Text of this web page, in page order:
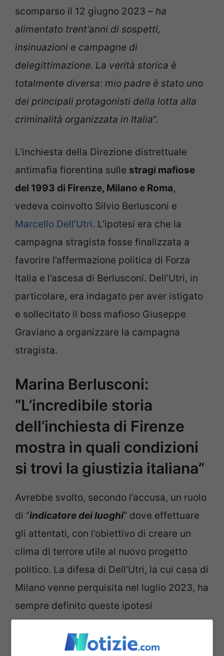
scomparso il 12 giugno 2023 – ha
alimentato trent’anni di sospetti,
insinuazioni e campagne di
delegittimazione. La verità storica è
totalmente diversa: mio padre è stato uno
dei principali protagonisti della lotta alla
criminalità organizzata in Italia“.
L’inchiesta della Direzione distrettuale
antimafia fiorentina sulle stragi mafiose
del 1993 di Firenze, Milano e Roma,
vedeva coinvolto Silvio Berlusconi e
Marcello Dell’Utri. L’ipotesi era che la
campagna stragista fosse finalizzata a
favorire l’affermazione politica di Forza
Italia e l’ascesa di Berlusconi. Dell’Utri, in
particolare, era indagato per aver istigato
e sollecitato il boss mafioso Giuseppe
Graviano a organizzare la campagna
stragista.
Marina Berlusconi:
“L’incredibile storia
dell’inchiesta di Firenze
mostra in quali condizioni
si trovi la giustizia italiana”
Avrebbe svolto, secondo l’accusa, un ruolo
di “indicatore dei luoghi” dove effettuare
gli attentati, con l’obiettivo di creare un
clima di terrore utile al nuovo progetto
politico. La difesa di Dell’Utri, la cui casa di
Milano venne perquisita nel luglio 2023, ha
sempre definito queste ipotesi
“fantasiose“, contestando l’attendibilità dei
collaboratori di giustizia e sottolineando la